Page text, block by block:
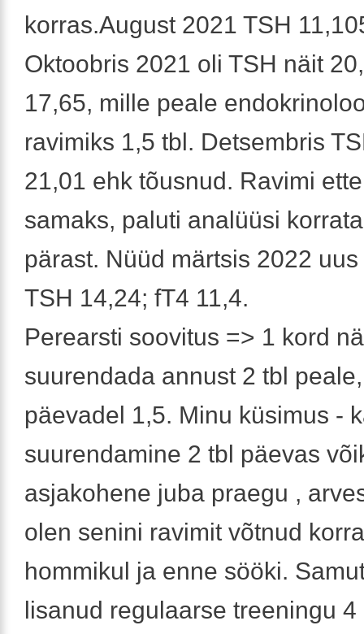
korras.August 2021 TSH
Oktoobris 2021 oli TSH näit
17,65, mille peale
ravimiks 1,5 tbl. Detsembris
21,01 ehk tõusnud. Ravimi
samaks, paluti analüüsi
pärast. Nüüd märtsis 2022
TSH 14,24; fT4 11,4.
Perearsti soovitus => 1 kord
suurendada annust 2 tbl
päevadel 1,5. Minu küsimus -
suurendamine 2 tbl päevas
asjakohene juba praegu ,
olen senini ravimit võtnud
hommikul ja enne sööki.
lisanud regulaarse treeningu 4